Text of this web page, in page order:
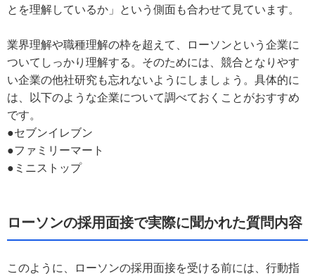
とを理解しているか」という側面も合わせて見ています。
業界理解や職種理解の枠を超えて、ローソンという企業に
ついてしっかり理解する。そのためには、競合となりやす
い企業の他社研究も忘れないようにしましょう。具体的に
は、以下のような企業について調べておくことがおすすめ
です。
●セブンイレブン
●ファミリーマート
●ミニストップ
ローソンの採用面接で実際に聞かれた質問内容
このように、ローソンの採用面接を受ける前には、行動指